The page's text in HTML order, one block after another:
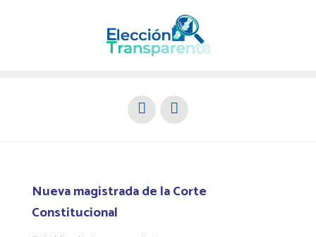
Nueva magistrada de la Corte
Constitucional